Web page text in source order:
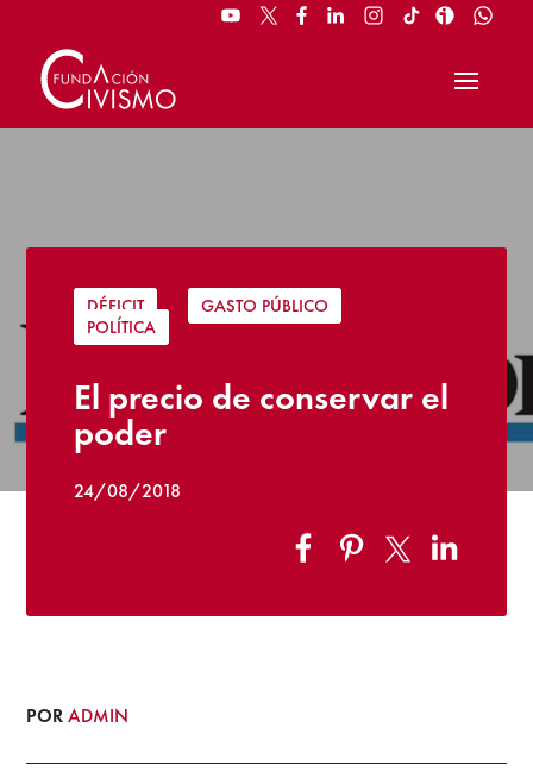
DÉFICIT GASTO PÚBLICO
POLÍTICA
El precio de conservar el
poder
24/08/2018
PORADMIN